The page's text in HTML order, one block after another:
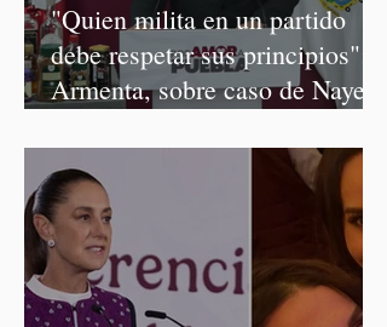
"Quien milita en un partido
debe respetar sus principios":
Armenta, sobre caso de Nayeli